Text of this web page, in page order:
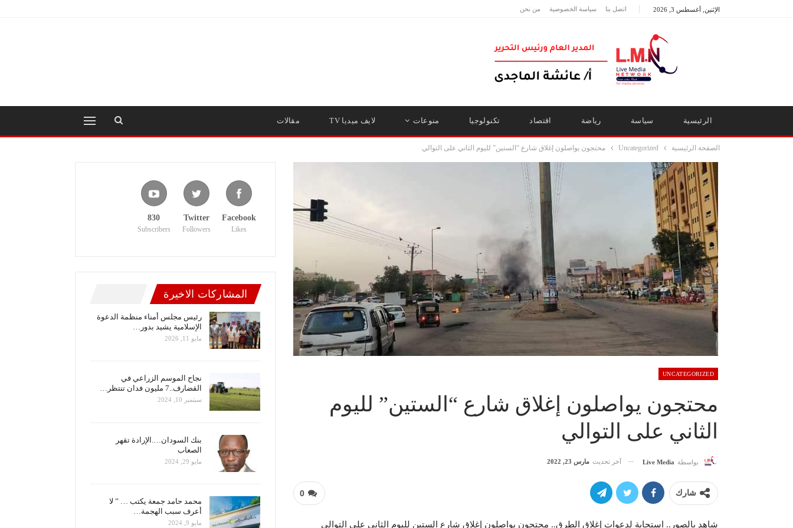
الإثنين, أغسطس 3, 2026 اتصل بنا سياسة الخصوصية من نحن
الرئيسية سياسة رياضة اقتصاد تكنولوجيا منوعات لايف ميديا TV مقالات
الصفحة الرئيسية Uncategorized محتجون يواصلون إغلاق شارع “الستين” لليوم الثاني على التوالي
UNCATEGORIZED
محتجون يواصلون إغلاق شارع “الستين” لليوم
الثاني على التوالي
بواسطة Live Media آخر تحديث مارس 23, 2022
0 شارك
شاهد بالصور.. استجابة لدعوات إغلاق الطرق.. محتجون يواصلون إغلاق شارع الستين لليوم الثاني على التوالي
Facebook
Likes
Twitter
Followers
830
Subscribers
المشاركات الاخيرة
رئيس مجلس أمناء منظمة الدعوة
الإسلامية يشيد بدور…
مايو 11, 2026
نجاح الموسم الزراعي في
القضارف..7 مليون فدان تنتظر…
سبتمبر 10, 2024
بنك السودان….الإرادة تقهر
الصعاب
مايو 29, 2024
محمد حامد جمعة يكتب … ” لا
أعرف سبب الهجمة…
مايو 9, 2024